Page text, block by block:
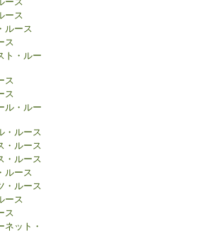
ース
ルース
ス
ト・ルー
ス
ス
ル・ルー
・ルース
・ルース
・ルース
ルース
・ルース
ース
ス
ネット・